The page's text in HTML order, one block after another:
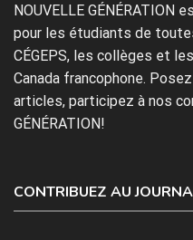
NOUVELLE GÉNÉRATION
pour les étudiants de
CÉGEPS, les collèges et
Canada francophone.
articles, participez à nos
GÉNÉRATION!
CONTRIBUEZ AU